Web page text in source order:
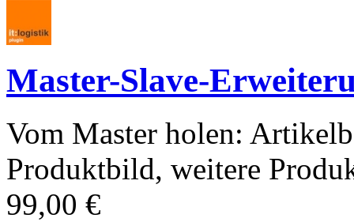
Master-Slave-
Vom Master holen:
Produktbild, weitere
99,00 €